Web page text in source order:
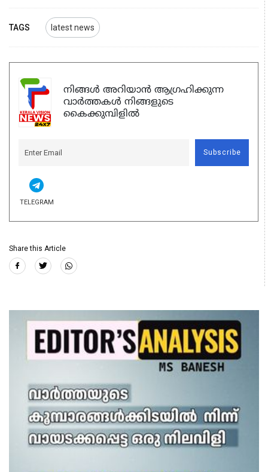
TAGS latest news
നിങ്ങൾ അറിയാൻ ആഗ്രഹിക്കുന്ന
വാർത്തകൾ നിങ്ങളുടെ
കൈക്കുമ്പിളിൽ
Subscribe
TELEGRAM
Share this Article